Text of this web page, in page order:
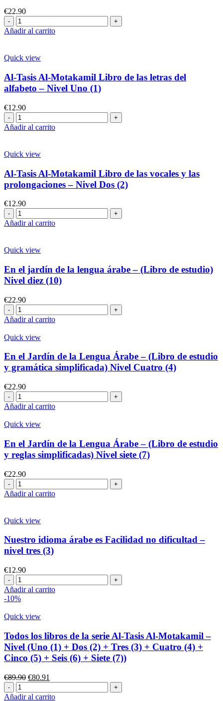
€22.90
Al-
Shamel
aprendizaje
la
lengua
árabe
Libro
Dos
(2)
Añadir al carrito
Quick view
Al-Tasis Al-Motakamil Libro de las letras del
alfabeto – Nivel Uno (1)
€12.90
Al-
Tasis
Libro
las
letras
del
-
Nivel
Uno
Añadir al carrito
Quick view
Al-Tasis Al-Motakamil Libro de las vocales y las
prolongaciones – Nivel Dos (2)
€12.90
Al-
Tasis
Libro
las
vocales
y
prolongaciones
–
Nivel
(2)
Añadir al carrito
Quick view
En el jardín de la lengua árabe – (Libro de estudio)
Nivel diez (10)
€22.90
En
el
de
lengua
árabe
-
de
estudio)
Nivel
(10)
Añadir al carrito
Quick view
En el Jardín de la Lengua Árabe – (Libro de estudio
y gramática simplificada) Nivel Cuatro (4)
€22.90
En
el
de
Lengua
Árabe
–
de
estudio
y
Nivel
(4)
cantidad
Añadir al carrito
Quick view
En el Jardín de la Lengua Árabe – (Libro de estudio
y reglas simplificadas) Nivel siete (7)
€22.90
En
el
la
Árabe
–
(Libro
estudio
y
reglas
simplificadas)
siete
cantidad
Añadir al carrito
Quick view
Nuestro idioma árabe es Facilidad no dificultad –
nivel tres (3)
€12.90
Nuestro
idioma
árabe
Facilidad
dificultad
-
nivel
tres
cantidad
Añadir al carrito
-10%
Quick view
Todos los libros de la serie Al-Tasis Al-Motakamil –
Nivel (Uno (1) + Dos (2) + Tres (3) + Cuatro (4) +
Cinco (5) + Seis (6) + Siete (7))
€89.90 El
original
€80.91
actual
Todos
los
Añadir al carrito